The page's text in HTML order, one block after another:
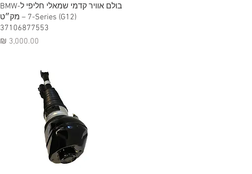
תצוגה מהירה
בולם אוויר קדמי שמאלי חליפי ל-BMW
7-Series (G12) – מק״ט
37106877553
מחיר